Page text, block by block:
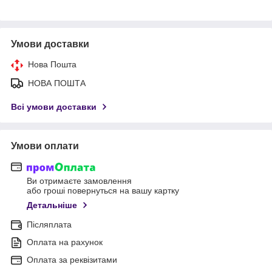
Умови доставки
Нова Пошта
НОВА ПОШТА
Всі умови доставки
Умови оплати
Ви отримаєте замовлення
або гроші повернуться на вашу картку
Детальніше
Післяплата
Оплата на рахунок
Оплата за реквізитами